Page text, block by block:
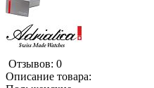
Отзывов: 0
Описание товара: